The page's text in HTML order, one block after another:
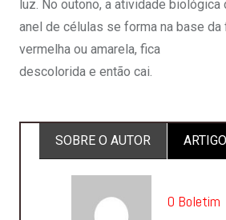
luz. No outono, a atividade
anel de células se forma na base
vermelha ou amarela, fica
descolorida e então cai.
SOBRE O AUTOR
O Boletim